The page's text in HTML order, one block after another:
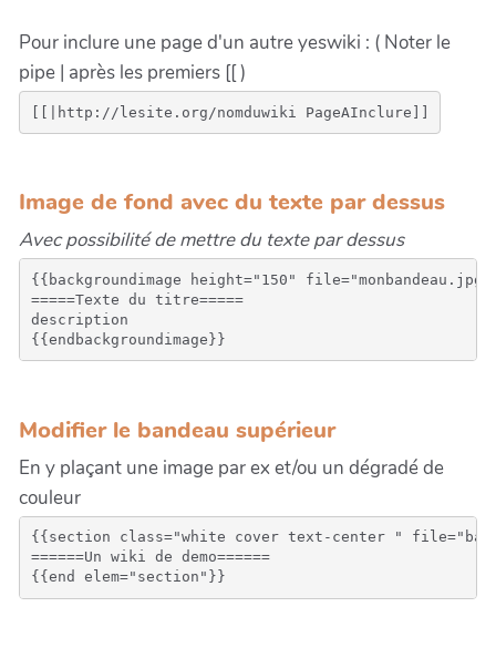
Pour inclure une page d'un autre yeswiki : ( Noter le
pipe | après les premiers [[ )
Image de fond avec du texte par dessus
Avec possibilité de mettre du texte par dessus
{{backgroundimage height="150"
=====Texte du titre=====
description
Modifier le bandeau supérieur
En y plaçant une image par ex et/ou un dégradé de
couleur
{{section class="white cover text-center "
======Un wiki de demo======